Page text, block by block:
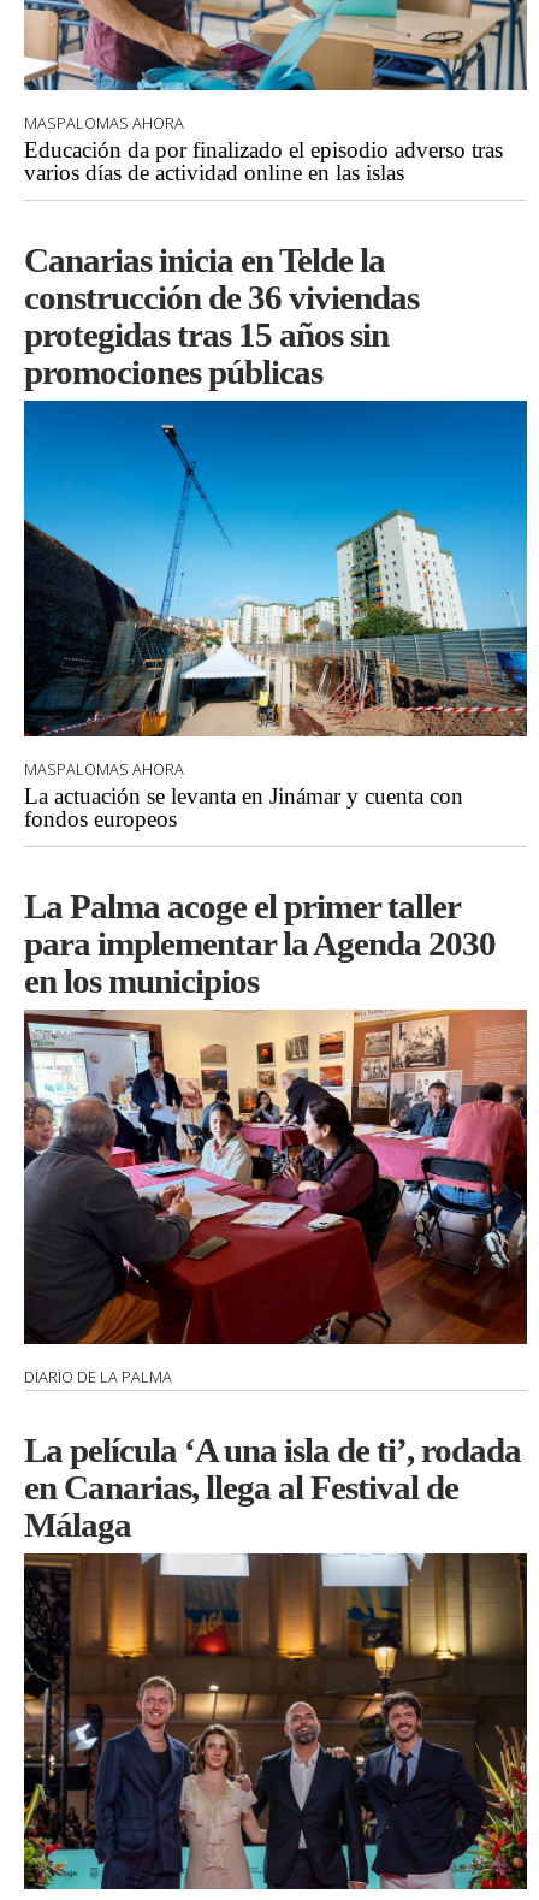
MASPALOMAS AHORA
Educación da por finalizado el episodio adverso tras
varios días de actividad online en las islas
Canarias inicia en Telde la
construcción de 36 viviendas
protegidas tras 15 años sin
promociones públicas
MASPALOMAS AHORA
La actuación se levanta en Jinámar y cuenta con
fondos europeos
La Palma acoge el primer taller
para implementar la Agenda 2030
en los municipios
DIARIO DE LA PALMA
La película ‘A una isla de ti’, rodada
en Canarias, llega al Festival de
Málaga